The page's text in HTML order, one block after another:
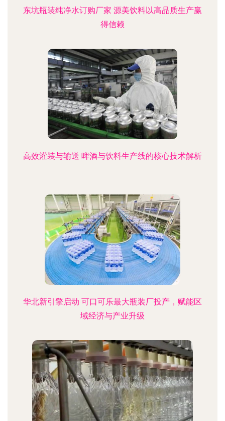
东坑瓶装纯净水订购厂家 源美饮料以高品质生产赢
得信赖
高效灌装与输送 啤酒与饮料生产线的核心技术解析
华北新引擎启动 可口可乐最大瓶装厂投产，赋能区
域经济与产业升级